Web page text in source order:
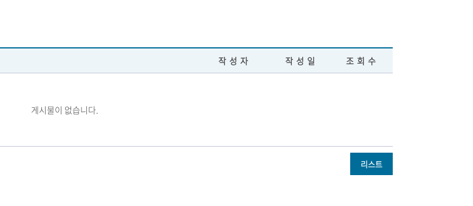
작성자 작성일 조회수
게시물이 없습니다.
리스트